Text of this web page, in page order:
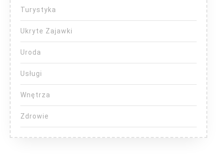
Turystyka
Ukryte Zajawki
Uroda
Usługi
Wnętrza
Zdrowie